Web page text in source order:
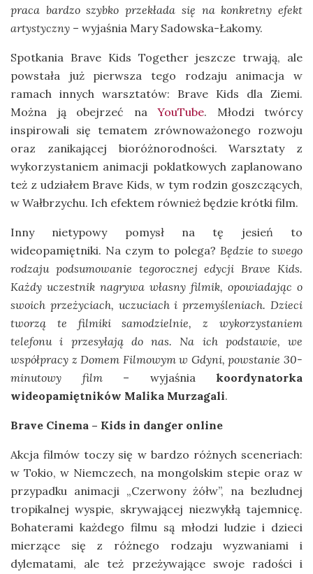
praca bardzo szybko przekłada się na konkretny efekt
artystyczny – wyjaśnia Mary Sadowska-Łakomy.
Spotkania Brave Kids Together jeszcze trwają, ale
powstała już pierwsza tego rodzaju animacja w
ramach innych warsztatów: Brave Kids dla Ziemi.
Można ją obejrzeć na YouTube. Młodzi twórcy
inspirowali się tematem zrównoważonego rozwoju
oraz zanikającej bioróżnorodności. Warsztaty z
wykorzystaniem animacji poklatkowych zaplanowano
też z udziałem Brave Kids, w tym rodzin goszczących,
w Wałbrzychu. Ich efektem również będzie krótki film.
Inny nietypowy pomysł na tę jesień to
wideopamiętniki. Na czym to polega? Będzie to swego
rodzaju podsumowanie tegorocznej edycji Brave Kids.
Każdy uczestnik nagrywa własny filmik, opowiadając o
swoich przeżyciach, uczuciach i przemyśleniach. Dzieci
tworzą te filmiki samodzielnie, z wykorzystaniem
telefonu i przesyłają do nas. Na ich podstawie, we
współpracy z Domem Filmowym w Gdyni, powstanie 30-
minutowy film– wyjaśnia koordynatorka
wideopamiętników Malika Murzagali.
Brave Cinema – Kids in danger online
Akcja filmów toczy się w bardzo różnych sceneriach:
w Tokio, w Niemczech, na mongolskim stepie oraz w
przypadku animacji „Czerwony żółw”, na bezludnej
tropikalnej wyspie, skrywającej niezwykłą tajemnicę.
Bohaterami każdego filmu są młodzi ludzie i dzieci
mierzące się z różnego rodzaju wyzwaniami i
dylematami, ale też przeżywające swoje radości i